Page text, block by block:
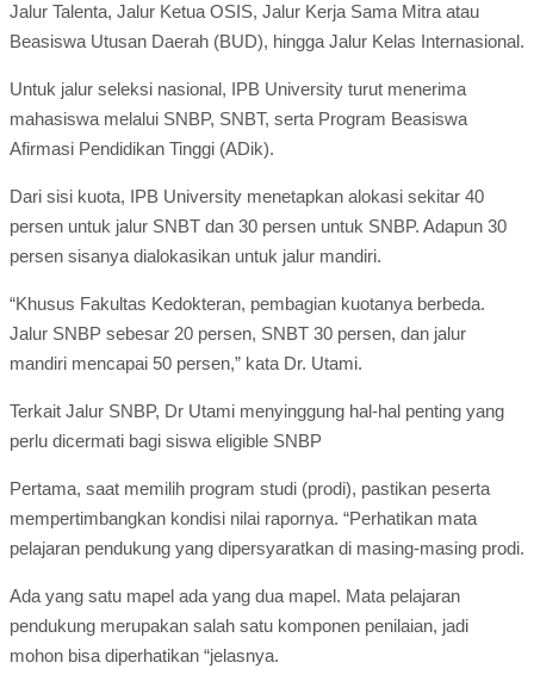
Jalur Talenta, Jalur Ketua OSIS, Jalur Kerja Sama Mitra atau
Beasiswa Utusan Daerah (BUD), hingga Jalur Kelas Internasional.
Untuk jalur seleksi nasional, IPB University turut menerima
mahasiswa melalui SNBP, SNBT, serta Program Beasiswa
Afirmasi Pendidikan Tinggi (ADik).
Dari sisi kuota, IPB University menetapkan alokasi sekitar 40
persen untuk jalur SNBT dan 30 persen untuk SNBP. Adapun 30
persen sisanya dialokasikan untuk jalur mandiri.
“Khusus Fakultas Kedokteran, pembagian kuotanya berbeda.
Jalur SNBP sebesar 20 persen, SNBT 30 persen, dan jalur
mandiri mencapai 50 persen,” kata Dr. Utami.
Terkait Jalur SNBP, Dr Utami menyinggung hal-hal penting yang
perlu dicermati bagi siswa eligible SNBP
Pertama, saat memilih program studi (prodi), pastikan peserta
mempertimbangkan kondisi nilai rapornya. “Perhatikan mata
pelajaran pendukung yang dipersyaratkan di masing-masing prodi.
Ada yang satu mapel ada yang dua mapel. Mata pelajaran
pendukung merupakan salah satu komponen penilaian, jadi
mohon bisa diperhatikan “jelasnya.